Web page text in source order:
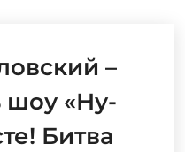
–
шоу «Ну-
Битва